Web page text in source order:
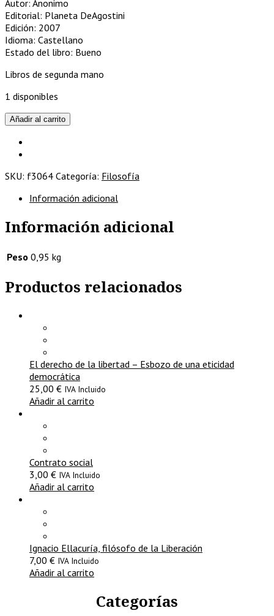
Autor: Anonimo
Editorial: Planeta DeAgostini
Edición: 2007
Idioma: Castellano
Estado del libro: Bueno
Libros de segunda mano
1 disponibles
Socrates
y
Platón.
Vida,
y
cantidad
Añadir al carrito
SKU: f3064 Categoría: Filosofía
Información adicional
Información adicional
Peso 0,95 kg
Productos relacionados
El derecho de la libertad – Esbozo de una eticidad
democrática
25,00 € IVA Incluido
Añadir al carrito
Contrato social
3,00 € IVA Incluido
Añadir al carrito
Ignacio Ellacuría, filósofo de la Liberación
7,00 € IVA Incluido
Añadir al carrito
Categorías